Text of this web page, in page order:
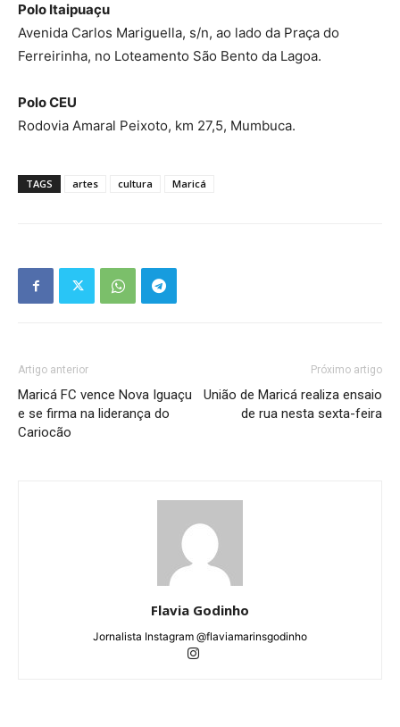
Polo Itaipuaçu
Avenida Carlos Mariguella, s/n, ao lado da Praça do
Ferreirinha, no Loteamento São Bento da Lagoa.
Polo CEU
Rodovia Amaral Peixoto, km 27,5, Mumbuca.
TAGS artes cultura Maricá
Artigo anterior
Maricá FC vence Nova Iguaçu
e se firma na liderança do
Cariocão
Próximo artigo
União de Maricá realiza ensaio
de rua nesta sexta-feira
Flavia Godinho
Jornalista Instagram @flaviamarinsgodinho